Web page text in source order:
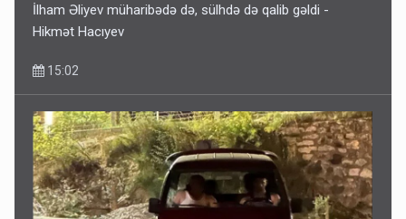
İlham Əliyev müharibədə də, sülhdə də qalib gəldi -
Hikmət Hacıyev
15:02